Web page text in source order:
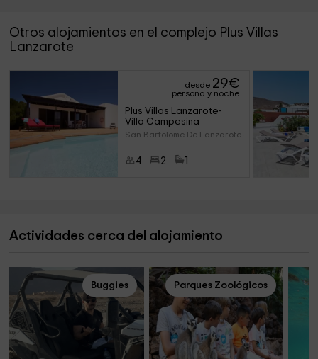
Otros alojamientos en el complejo Plus Villas
Lanzarote
desde 29€
persona y noche
Plus Villas Lanzarote-
Villa Campesina
San Bartolome De Lanzarote (La
4 2
Actividades cerca del alojamiento
Buggies Parques Zoológicos